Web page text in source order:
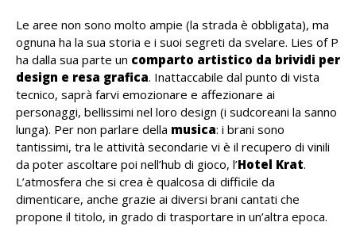
Le aree non sono molto ampie (la strada è obbligata), ma
ognuna ha la sua storia e i suoi segreti da svelare. Lies of P
ha dalla sua parte un comparto artistico da brividi per
design e resa grafica. Inattaccabile dal punto di vista
tecnico, saprà farvi emozionare e affezionare ai
personaggi, bellissimi nel loro design (i sudcoreani la sanno
lunga). Per non parlare della musica: i brani sono
tantissimi, tra le attività secondarie vi è il recupero di vinili
da poter ascoltare poi nell’hub di gioco, l’Hotel Krat.
L’atmosfera che si crea è qualcosa di difficile da
dimenticare, anche grazie ai diversi brani cantati che
propone il titolo, in grado di trasportare in un’altra epoca.